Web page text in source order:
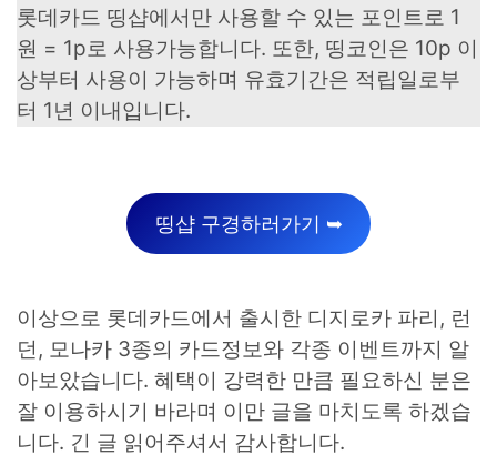
롯데카드 띵샵에서만 사용할 수 있는 포인트로 1
원 = 1p로 사용가능합니다. 또한, 띵코인은 10p 이
상부터 사용이 가능하며 유효기간은 적립일로부
터 1년 이내입니다.
띵샵 구경하러가기 ➥
이상으로 롯데카드에서 출시한 디지로카 파리, 런
던, 모나카 3종의 카드정보와 각종 이벤트까지 알
아보았습니다. 혜택이 강력한 만큼 필요하신 분은
잘 이용하시기 바라며 이만 글을 마치도록 하겠습
니다. 긴 글 읽어주셔서 감사합니다.